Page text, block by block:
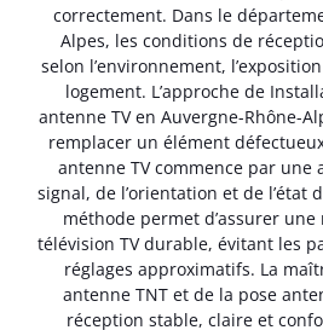
correctement. Dans le
Alpes, les conditions de
selon l’environnement,
logement. L’approche de
antenne TV en Auvergne-Rhône-
remplacer un élément
antenne TV commence par une
signal, de l’orientation et de l’état
méthode permet d’assurer
télévision TV durable, évitant les
réglages approximatifs. La
antenne TNT et de la pose
réception stable, claire et